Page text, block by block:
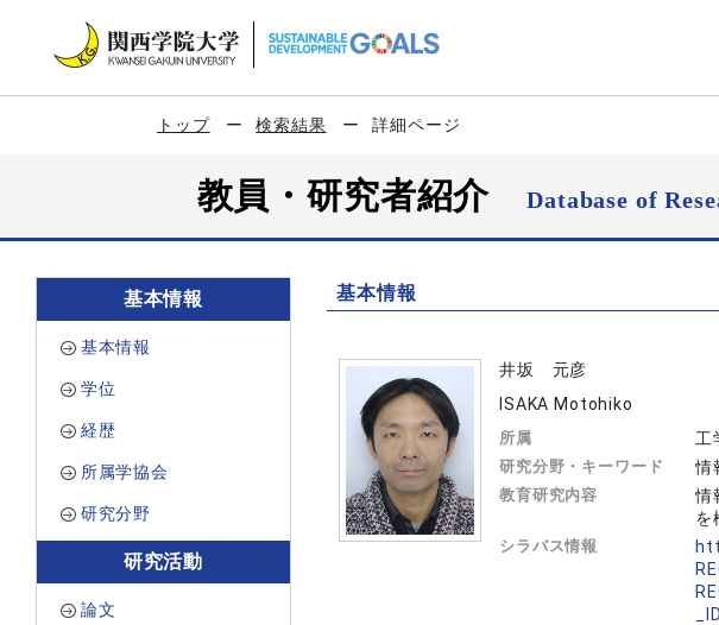
トップ 検索結果 詳細ページ
教員・研究者紹介Database of
基本情報
基本情報
学位
経歴
所属学協会
研究分野
研究活動
論文
基本情報
井坂 元彦
ISAKA Motohiko
所属 工
研究分野・キーワード 情
教育研究内容
情
を
シラバス情報